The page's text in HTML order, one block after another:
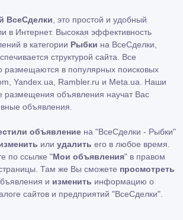
ВсеСделки , это простой и удобный
в Интернет. Высокая эффективность
в категории Рыбки на ВсеСделки,
структурой сайта. Все
размещаются в популярных поисковых
Yandex.ua, Rambler.ru и Meta.ua. Наши
размещения объявления научат Вас
объявления.
объявление на "ВсеСделки - Рыбки"
или удалить его в любое время.
по ссылке "Мои объявления" в правом
Там же Вы сможете просмотреть
и изменить информацию о
сайтов и предприятий "ВсеСделки".